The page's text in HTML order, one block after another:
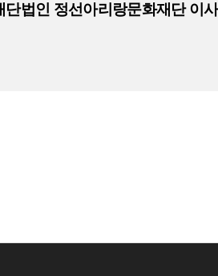
단법인 정선아리랑문화재단 이